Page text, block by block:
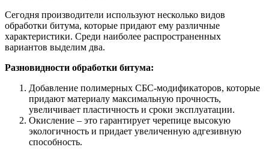
Сегодня производители используют несколько видов
обработки битума, которые придают ему различные
характеристики. Среди наиболее распространенных
вариантов выделим два.
Разновидности обработки битума:
Добавление полимерных СБС-модификаторов, которые
придают материалу максимальную прочность,
увеличивает пластичность и сроки эксплуатации.
Окисление – это гарантирует черепице высокую
экологичность и придает увеличенную адгезивную
способность.